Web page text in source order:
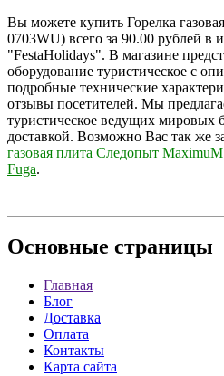
Вы можете купить Горелка
0703WU) всего за 90.00 рублей в
"FestaHolidays". В магазине
оборудование туристическое с
подробные технические
отзывы посетителей. Мы
туристическое ведущих мировых
доставкой. Возможно Вас так же
газовая плита Следопыт MaximuM
Fuga.
Основные страницы
Главная
Блог
Доставка
Оплата
Контакты
Карта сайта